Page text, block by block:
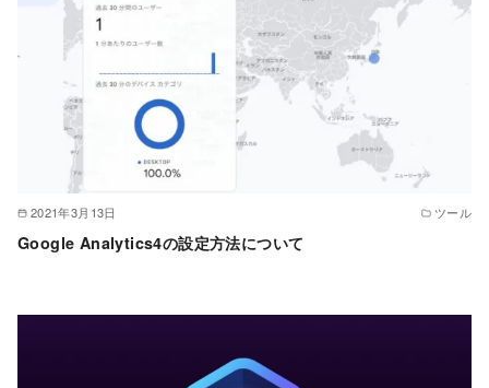
2021年3月13日 ツール
Google Analytics4の設定方法について